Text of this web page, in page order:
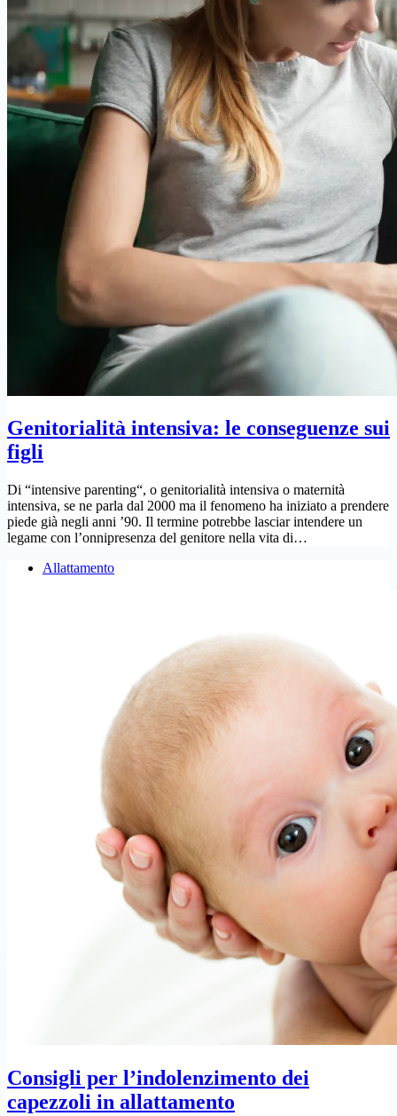
Genitorialità intensiva: le conseguenze sui
figli
Di “intensive parenting“, o genitorialità intensiva o maternità
intensiva, se ne parla dal 2000 ma il fenomeno ha iniziato a prendere
piede già negli anni ’90. Il termine potrebbe lasciar intendere un
legame con l’onnipresenza del genitore nella vita di…
Allattamento
Consigli per l’indolenzimento dei
capezzoli in allattamento